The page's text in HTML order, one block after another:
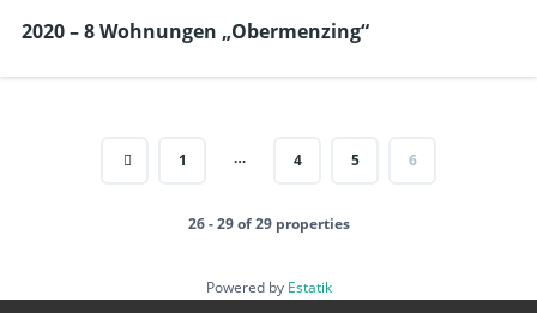
2020 – 8 Wohnungen „Obermenzing“
1 … 4 5 6
26 - 29 of 29 properties
Powered by Estatik